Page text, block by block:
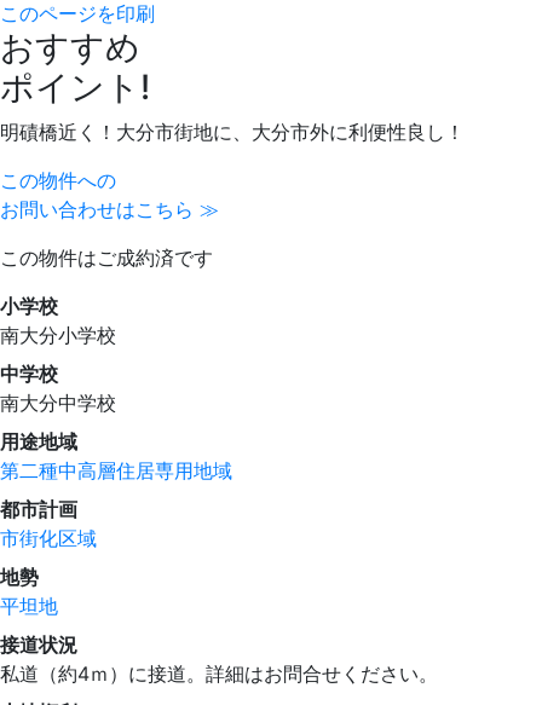
このページを印刷
おすすめ
ポイント!
明磧橋近く！大分市街地に、大分市外に利便性良し！
この物件への
お問い合わせはこちら ≫
この物件はご成約済です
小学校
南大分小学校
中学校
南大分中学校
用途地域
第二種中高層住居専用地域
都市計画
市街化区域
地勢
平坦地
接道状況
私道（約4ｍ）に接道。詳細はお問合せください。